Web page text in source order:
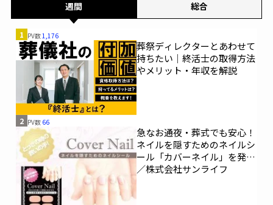
週間 総合
1 PV数1,176
葬祭ディレクターとあわせて
持ちたい｜終活士の取得方法
やメリット・年収を解説
2 PV数 66
急なお通夜・葬式でも安心！
ネイルを隠すためのネイルシ
ール「カバーネイル」を発売
／株式会社サンライフ